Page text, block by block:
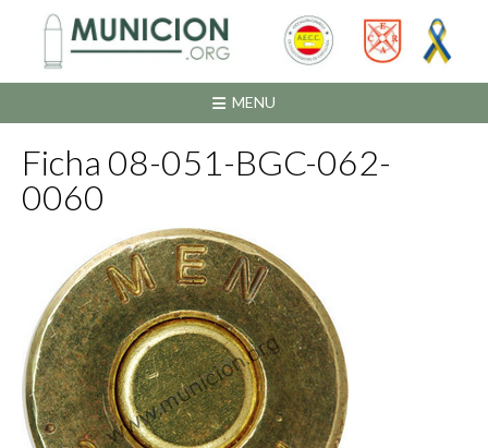
contenido
MENU
Ficha 08-051-BGC-062-
0060